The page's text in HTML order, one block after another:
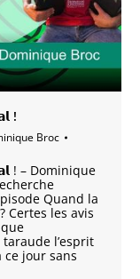
!
Broc
! – Dominique
Quand la
Certes les avis
l’esprit
jour sans